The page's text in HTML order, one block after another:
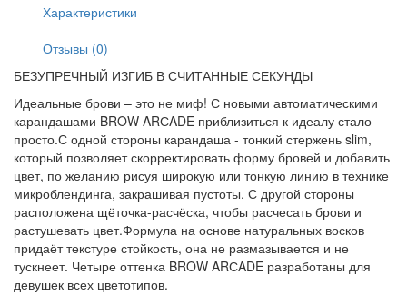
Характеристики
Отзывы (0)
БЕЗУПРЕЧНЫЙ ИЗГИБ В СЧИТАННЫЕ СЕКУНДЫ
Идеальные брови – это не миф! С новыми автоматическими
карандашами BROW ARСADE приблизиться к идеалу стало
просто.С одной стороны карандаша - тонкий стержень slim,
который позволяет скорректировать форму бровей и добавить
цвет, по желанию рисуя широкую или тонкую линию в технике
микроблендинга, закрашивая пустоты. С другой стороны
расположена щёточка-расчёска, чтобы расчесать брови и
растушевать цвет.Формула на основе натуральных восков
придаёт текстуре стойкость, она не размазывается и не
тускнеет. Четыре оттенка BROW ARСADE разработаны для
девушек всех цветотипов.